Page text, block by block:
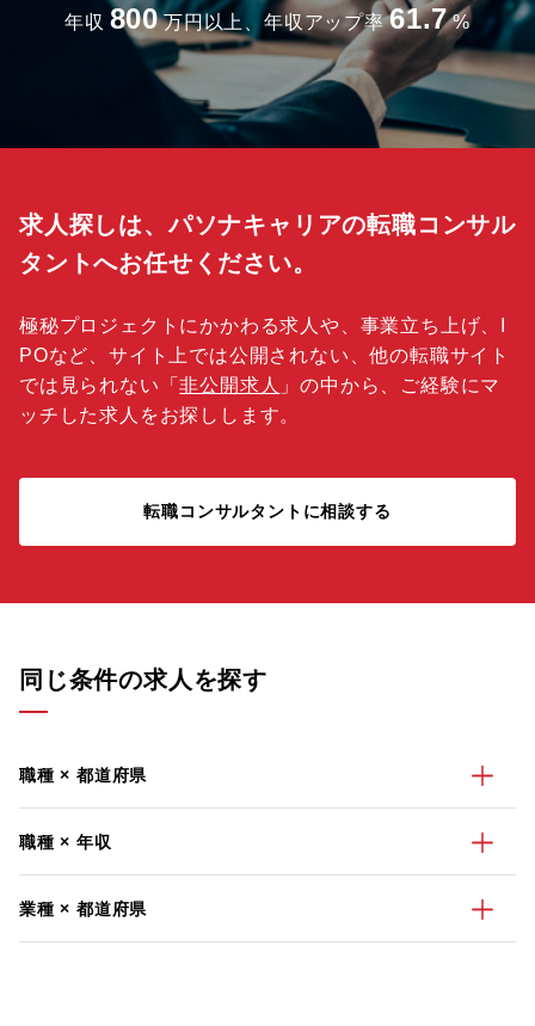
年収 800 万円以上、年収アップ率 61.7 %
求人探しは、パソナキャリアの転職コンサル
タントへお任せください。
極秘プロジェクトにかかわる求人や、事業立ち上げ、I
POなど、サイト上では公開されない、他の転職サイト
では見られない「非公開求人 」の中から、ご経験にマ
ッチした求人をお探しします。
転職コンサルタントに相談する
同じ条件の求人を探す
職種 × 都道府県
職種 × 年収
業種 × 都道府県